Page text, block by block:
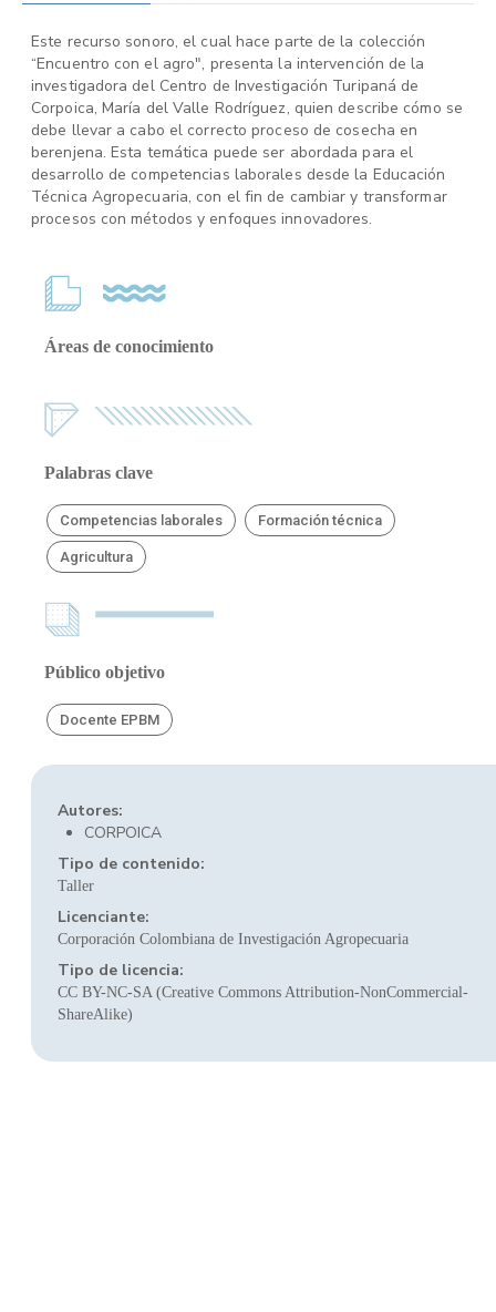
Este recurso sonoro, el cual hace parte de la colección
“Encuentro con el agro", presenta la intervención de la
investigadora del Centro de Investigación Turipaná de
Corpoica, María del Valle Rodríguez, quien describe cómo se
debe llevar a cabo el correcto proceso de cosecha en
berenjena. Esta temática puede ser abordada para el
desarrollo de competencias laborales desde la Educación
Técnica Agropecuaria, con el fin de cambiar y transformar
procesos con métodos y enfoques innovadores.
Áreas de conocimiento
Palabras clave
Competencias laborales Formación técnica
Agricultura
Público objetivo
Docente EPBM
Autores:
CORPOICA
Tipo de contenido:
Taller
Licenciante:
Corporación Colombiana de Investigación Agropecuaria
Tipo de licencia:
CC BY-NC-SA (Creative Commons Attribution-NonCommercial-
ShareAlike)